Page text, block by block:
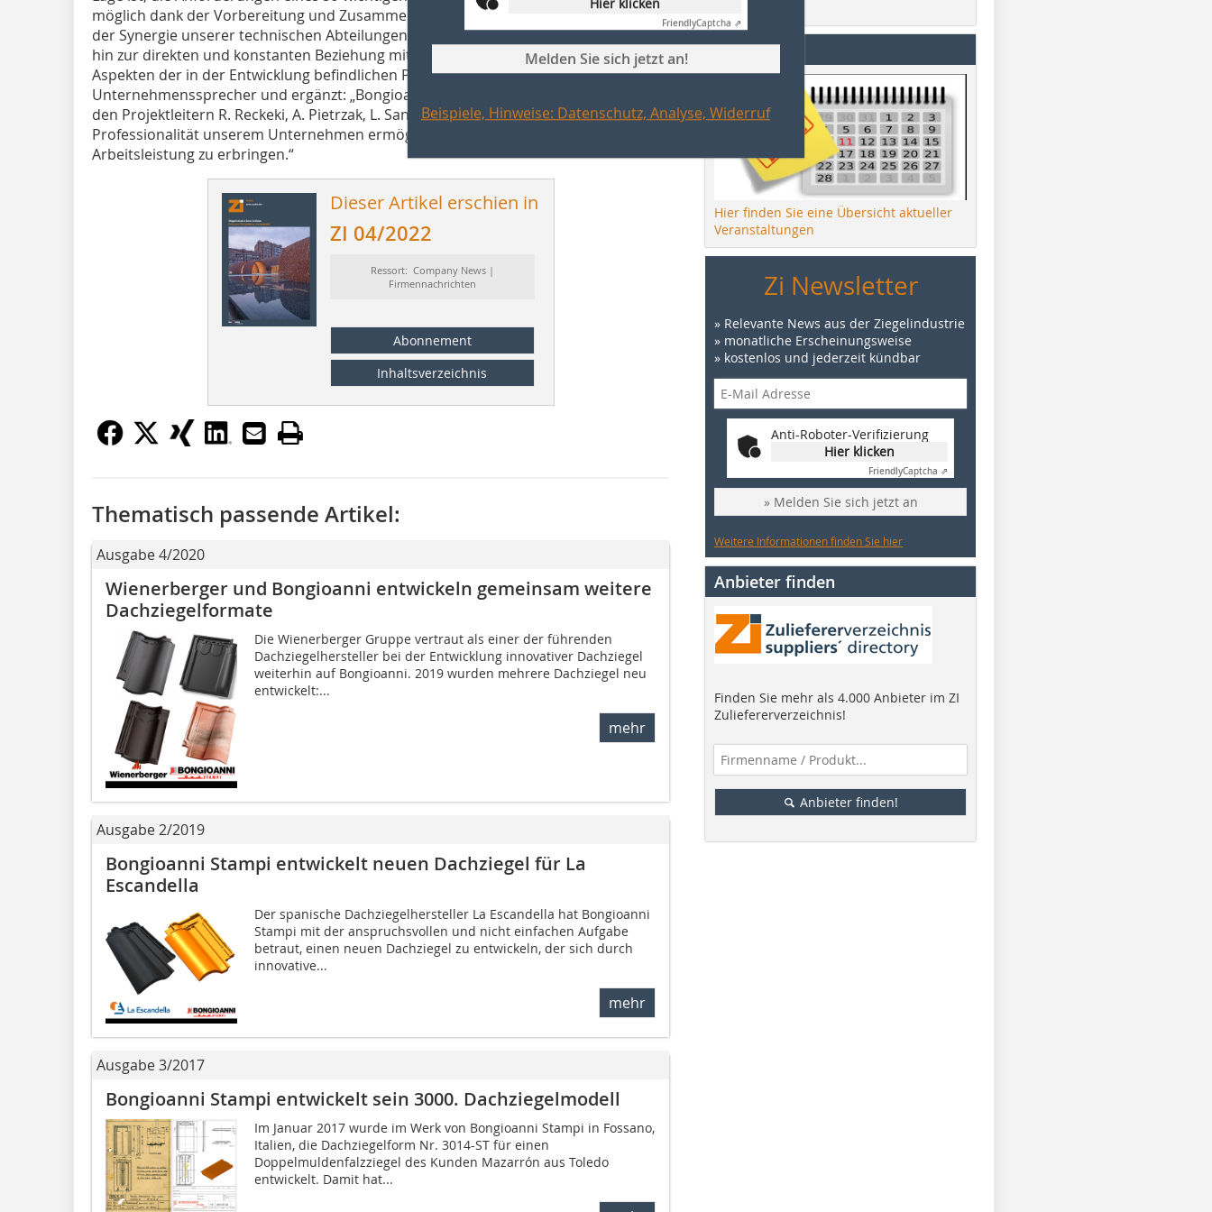
möglich dank der Vorbereitung und Zusammenarbeit aller beteiligten Akteure, von
der Synergie unserer technischen Abteilungen mit den Produktionsabteilungen bis
hin zur direkten und konstanten Beziehung mit dem Kunden zu den verschiedenen
Aspekten der in der Entwicklung befindlichen Projekte“, erläutert der
Unternehmenssprecher und ergänzt: „Bongioanni Macchine möchte sich noch bei
den Projektleitern R. Reckeki, A. Pietrzak, L. Sanders bedanken, die es mit ihrer
Professionalität unserem Unternehmen ermöglicht haben, eine hervorragende
Arbeitsleistung zu erbringen.“
Dieser Artikel erschien in
ZI 04/2022
Ressort: Company News |
Firmennachrichten
Abonnement
Inhaltsverzeichnis
FriendlyCaptcha ⇗
Melden Sie sich jetzt an!
Beispiele, Hinweise: Datenschutz, Analyse, Widerruf
Thematisch passende Artikel:
Ausgabe 4/2020
Wienerberger und Bongioanni entwickeln gemeinsam weitere
Dachziegelformate
Die Wienerberger Gruppe vertraut als einer der führenden
Dachziegelhersteller bei der Entwicklung innovativer Dachziegel
weiterhin auf Bongioanni. 2019 wurden mehrere Dachziegel neu
entwickelt:...
mehr
Ausgabe 2/2019
Bongioanni Stampi entwickelt neuen Dachziegel für La
Escandella
Der spanische Dachziegelhersteller La Escandella hat Bongioanni
Stampi mit der anspruchsvollen und nicht einfachen Aufgabe
betraut, einen neuen Dachziegel zu entwickeln, der sich durch
innovative...
mehr
Ausgabe 3/2017
Bongioanni Stampi entwickelt sein 3000. Dachziegelmodell
Im Januar 2017 wurde im Werk von Bongioanni Stampi in Fossano,
Italien, die Dachziegelform Nr. 3014-ST für einen
Doppelmuldenfalzziegel des Kunden Mazarrón aus Toledo
entwickelt. Damit hat...
Events
Hier finden Sie eine Übersicht aktueller
Veranstaltungen
Zi Newsletter
» Relevante News aus der Ziegelindustrie
» monatliche Erscheinungsweise
» kostenlos und jederzeit kündbar
Anti-Roboter-Verifizierung
Hier klicken
FriendlyCaptcha ⇗
» Melden Sie sich jetzt an
Weitere Informationen finden Sie hier
Anbieter finden
Finden Sie mehr als 4.000 Anbieter im ZI
Zuliefererverzeichnis!
Anbieter finden!